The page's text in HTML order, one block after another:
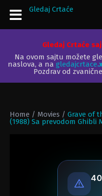
Gledaj Crtaće
Gledaj Crtaće
Na ovom sajtu možete
naslova, a na gledajcrtace
Pozdrav od
Home / Movies / Grave of
(1988) Sa prevodom Ghibli